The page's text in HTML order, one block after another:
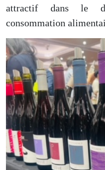
attractif dans le
consommation